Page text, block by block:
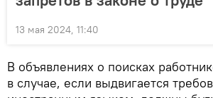
13 мая 2024, 11:40
В объявлениях о поисках
в случае, если выдвигается